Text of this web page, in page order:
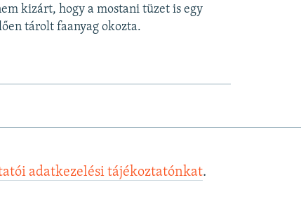
kizárt, hogy a mostani tüzet is egy
tárolt faanyag okozta.
adatkezelési tájékoztatónkat.